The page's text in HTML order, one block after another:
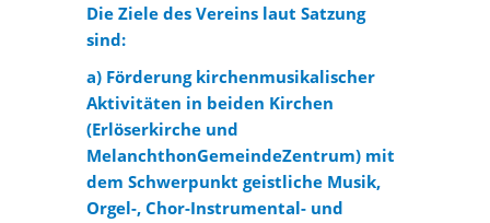
Die Ziele des Vereins laut Satzung
sind:
a) Förderung kirchenmusikalischer
Aktivitäten in beiden Kirchen
(Erlöserkirche und
MelanchthonGemeindeZentrum) mit
dem Schwerpunkt geistliche Musik,
Orgel-, Chor-Instrumental- und